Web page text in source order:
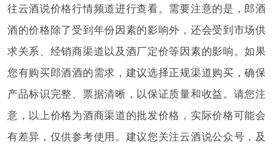
往云酒说价格行情频道进行查看。需要注意的是，郎酒
酒的价格除了受到年份因素的影响外，还会受到市场供
求关系、经销商渠道以及酒厂定价等因素的影响。如果
您有购买郎酒酒的需求，建议选择正规渠道购买，确保
产品标识完整、票据清晰，以保证质量和收益。请您注
意，以上价格为酒商渠道的批发价格，实际价格可能会
有差异，仅供参考使用。建议您关注云酒说公众号，及